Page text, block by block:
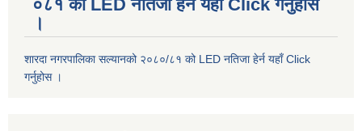
०८१ को LED नतिजा हेर्ने यहाँ Click गर्नुहोस
।
शारदा नगरपालिका सल्यानको २०८०/८१ को LED नतिजा हेर्न यहाँ Click
गर्नुहोस ।